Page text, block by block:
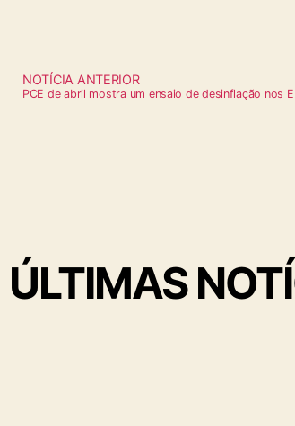
NOTÍCIA ANTERIOR
PCE de abril mostra um ensaio de desinflação nos
ÚLTIMAS